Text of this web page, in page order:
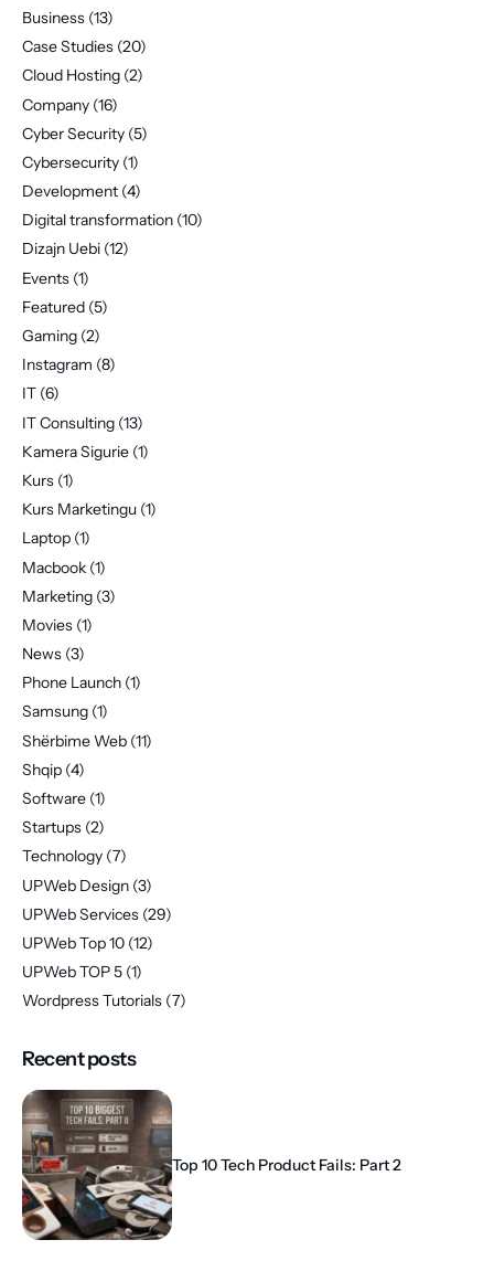
Business (13)
Case Studies (20)
Cloud Hosting (2)
Company (16)
Cyber Security (5)
Cybersecurity (1)
Development (4)
Digital transformation (10)
Dizajn Uebi (12)
Events (1)
Featured (5)
Gaming (2)
Instagram (8)
IT (6)
IT Consulting (13)
Kamera Sigurie (1)
Kurs (1)
Kurs Marketingu (1)
Laptop (1)
Macbook (1)
Marketing (3)
Movies (1)
News (3)
Phone Launch (1)
Samsung (1)
Shërbime Web (11)
Shqip (4)
Software (1)
Startups (2)
Technology (7)
UPWeb Design (3)
UPWeb Services (29)
UPWeb Top 10 (12)
UPWeb TOP 5 (1)
Wordpress Tutorials (7)
Recent posts
Top 10 Tech Product Fails: Part 2